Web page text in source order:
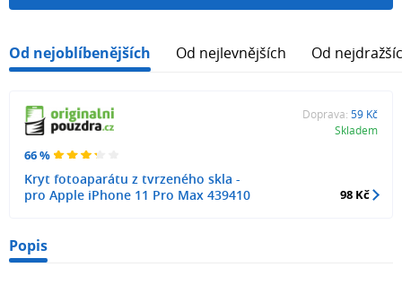
Od nejoblíbenějších Od nejlevnějších Od
66 %
Kryt fotoaparátu z tvrzeného skla -
pro Apple iPhone 11 Pro Max 439410
Doprava: 59 Kč
Skladem
98 Kč
Popis